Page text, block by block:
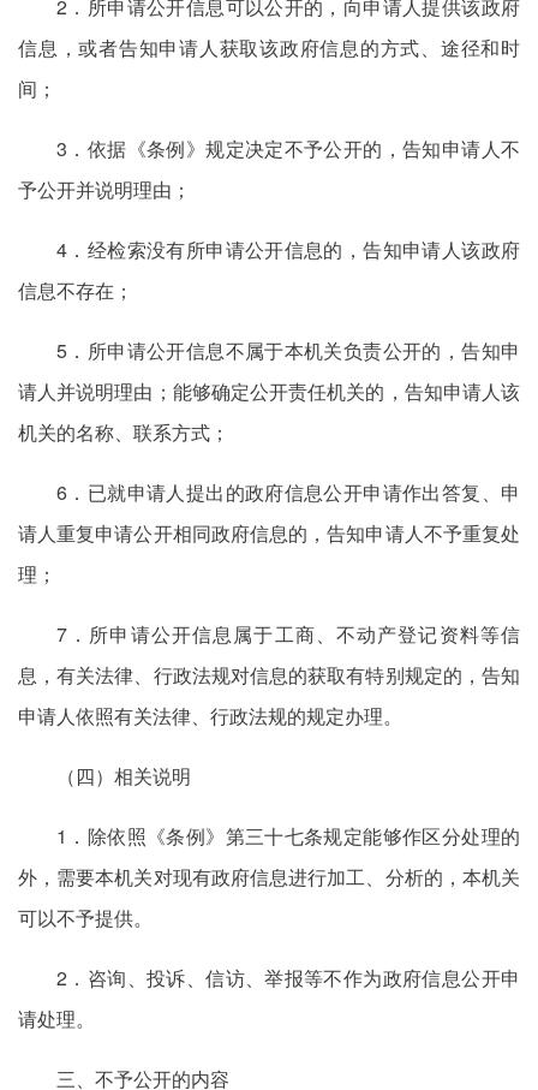
2．所申请公开信息可以公开的，向申请人提供该政府
信息，或者告知申请人获取该政府信息的方式、途径和时
间；
3．依据《条例》规定决定不予公开的，告知申请人不
予公开并说明理由；
4．经检索没有所申请公开信息的，告知申请人该政府
信息不存在；
5．所申请公开信息不属于本机关负责公开的，告知申
请人并说明理由；能够确定公开责任机关的，告知申请人该
机关的名称、联系方式；
6．已就申请人提出的政府信息公开申请作出答复、申
请人重复申请公开相同政府信息的，告知申请人不予重复处
理；
7．所申请公开信息属于工商、不动产登记资料等信
息，有关法律、行政法规对信息的获取有特别规定的，告知
申请人依照有关法律、行政法规的规定办理。
（四）相关说明
1．除依照《条例》第三十七条规定能够作区分处理的
外，需要本机关对现有政府信息进行加工、分析的，本机关
可以不予提供。
2．咨询、投诉、信访、举报等不作为政府信息公开申
请处理。
三、不予公开的内容